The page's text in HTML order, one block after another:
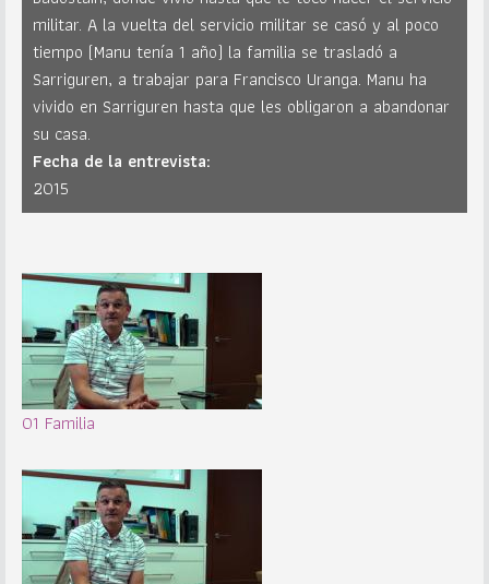
militar. A la vuelta del servicio militar se casó y al poco
tiempo (Manu tenía 1 año) la familia se trasladó a
Sarriguren, a trabajar para Francisco Uranga. Manu ha
vivido en Sarriguren hasta que les obligaron a abandonar
su casa.
Fecha de la entrevista:
2015
01 Familia